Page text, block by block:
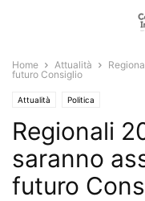
Home Attualità
futuro Consiglio
Attualità Politica
Regionali
saranno
futuro